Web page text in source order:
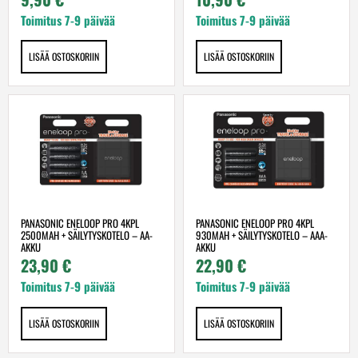
Toimitus 7-9 päivää
LISÄÄ OSTOSKORIIN
Toimitus 7-9 päivää
LISÄÄ OSTOSKORIIN
PANASONIC ENELOOP PRO 4KPL
2500MAH + SÄILYTYSKOTELO – AA-
AKKU
23,90 €
Toimitus 7-9 päivää
LISÄÄ OSTOSKORIIN
PANASONIC ENELOOP PRO 4KPL
930MAH + SÄILYTYSKOTELO – AAA-
AKKU
22,90 €
Toimitus 7-9 päivää
LISÄÄ OSTOSKORIIN